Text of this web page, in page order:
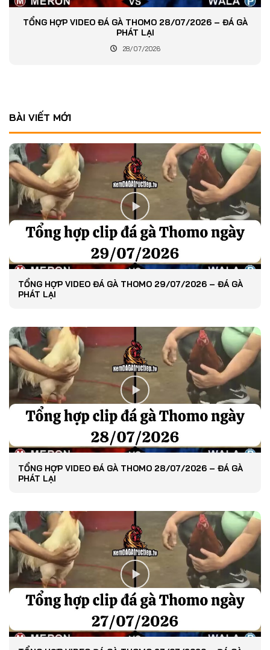
TỔNG HỢP VIDEO ĐÁ GÀ THOMO 28/07/2026 – ĐÁ GÀ
PHÁT LẠI
28/07/2026
BÀI VIẾT MỚI
TỔNG HỢP VIDEO ĐÁ GÀ THOMO 29/07/2026 – ĐÁ GÀ
PHÁT LẠI
TỔNG HỢP VIDEO ĐÁ GÀ THOMO 28/07/2026 – ĐÁ GÀ
PHÁT LẠI